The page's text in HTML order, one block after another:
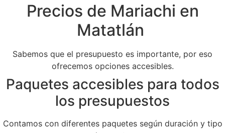
Precios de Mariachi en
Matatlán
Sabemos que el presupuesto es importante, por eso
ofrecemos opciones accesibles.
Paquetes accesibles para todos
los presupuestos
Contamos con diferentes paquetes según duración y tipo